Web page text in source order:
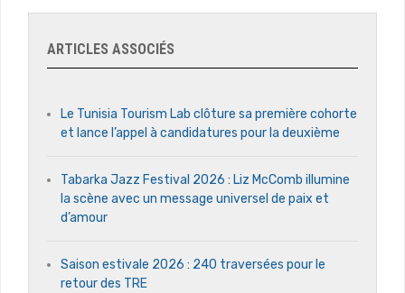
ARTICLES ASSOCIÉS
Le Tunisia Tourism Lab clôture sa première cohorte
et lance l’appel à candidatures pour la deuxième
Tabarka Jazz Festival 2026 : Liz McComb illumine
la scène avec un message universel de paix et
d’amour
Saison estivale 2026 : 240 traversées pour le
retour des TRE